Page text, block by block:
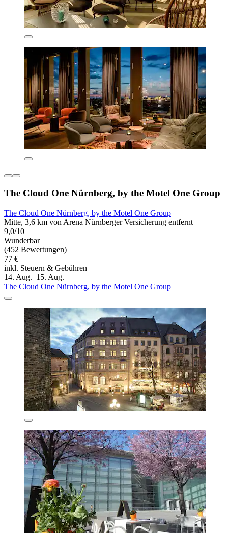
The Cloud One Nürnberg, by the Motel One Group
The Cloud One Nürnberg, by the Motel One Group
Mitte, 3,6 km von Arena Nürnberger Versicherung entfernt
9,0/10
Wunderbar
(452 Bewertungen)
77 €
inkl. Steuern & Gebühren
14. Aug.–15. Aug.
The Cloud One Nürnberg, by the Motel One Group